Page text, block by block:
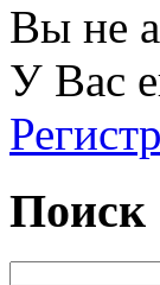
Вы не
У Вас
Поиск